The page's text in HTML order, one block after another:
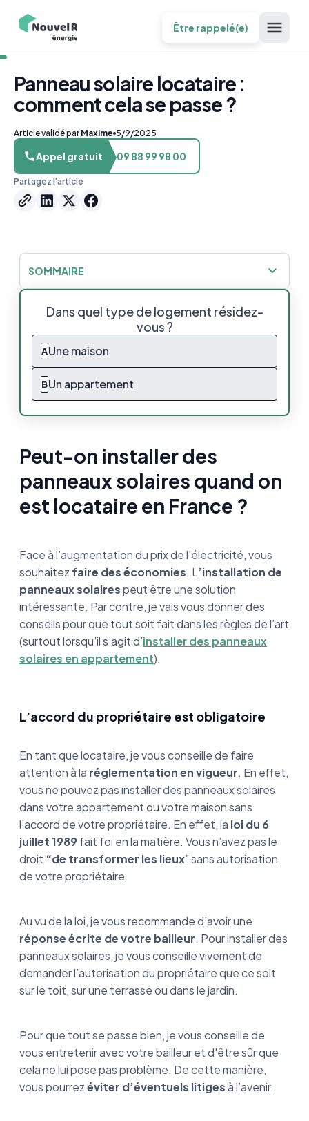
Être rappelé(e)
Panneau solaire locataire :
comment cela se passe ?
Article validé par Maxime 5/9/2025
Appel gratuit 09 88 99 98 00
Partagez l'article
Dans quel type de logement résidez-
vous ?
AUne maison
BUn appartement
Peut-on installer des
panneaux solaires quand on
est locataire en France ?
Face à l’augmentation du prix de l’électricité, vous
souhaitez faire des économies. L’installation de
panneaux solairespeut être une solution
intéressante. Par contre, je vais vous donner des
conseils pour que tout soit fait dans les règles de l’art
(surtout lorsqu’il s’agit d’installer des panneaux
solaires en appartement).
L’accord du propriétaire est obligatoire
En tant que locataire, je vous conseille de faire
attention à la réglementation en vigueur. En effet,
vous ne pouvez pas installer des panneaux solaires
dans votre appartement ou votre maison sans
l’accord de votre propriétaire. En effet, la loi du 6
juillet 1989 fait foi en la matière. Vous n’avez pas le
droit “de transformer les lieux” sans autorisation
de votre propriétaire.
Au vu de la loi, je vous recommande d’avoir une
réponse écrite de votre bailleur. Pour installer des
panneaux solaires, je vous conseille vivement de
demander l’autorisation du propriétaire que ce soit
sur le toit, sur une terrasse ou dans le jardin.
Pour que tout se passe bien, je vous conseille de
vous entretenir avec votre bailleur et d'être sûr que
cela ne lui pose pas problème. De cette manière,
vous pourrezéviter d’éventuels litigesà l’avenir.
SOMMAIRE
Peut-on installer des panneaux solaires
quand on est locataire en France ?
Pourquoi installer des panneaux en tant que
locataire ?
Propriétaire : ce que vous avez à gagner ou à
perdre
se fait ?
Ce que vous devez retenir sur l’installation
des panneaux solaires en tant que
locataire